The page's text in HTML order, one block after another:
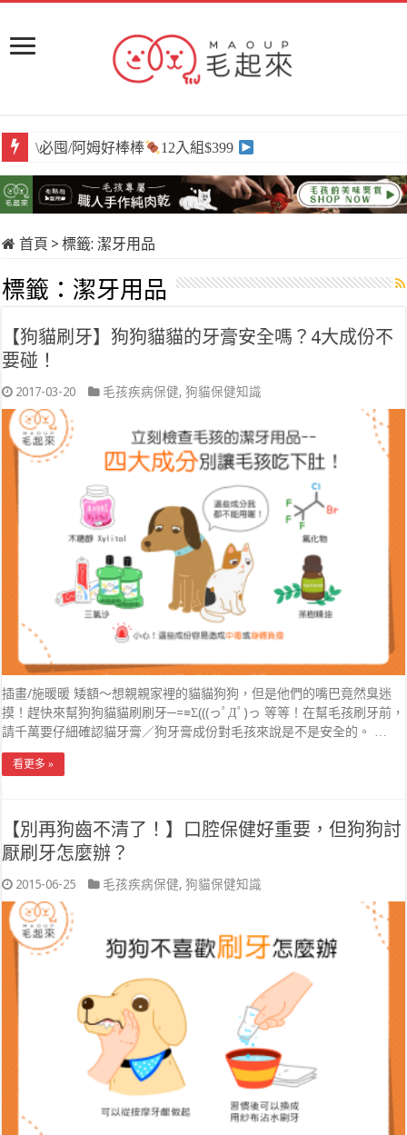
\必囤/阿姆好棒棒 12入組$399
首頁 > 標籤:潔牙用品
標籤： 潔牙用品
【狗貓刷牙】狗狗貓貓的牙膏安全嗎？4大成份不
要碰！
2017-03-20 毛孩疾病保健,狗貓保健知識
插畫/施暖暖 矮額～想親親家裡的貓貓狗狗，但是他們的嘴巴竟然臭迷
摸！趕快來幫狗狗貓貓刷刷牙─=≡Σ(((っﾟДﾟ)っ 等等！在幫毛孩刷牙前，
請千萬要仔細確認貓牙膏／狗牙膏成份對毛孩來說是不是安全的。 …
看更多 »
【別再狗齒不清了！】口腔保健好重要，但狗狗討
厭刷牙怎麼辦？
2015-06-25 毛孩疾病保健,狗貓保健知識